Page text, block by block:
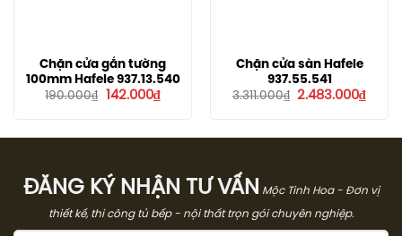
Chặn cửa gắn tường
100mm Hafele 937.13.540
190.000₫
Giá
142.000₫Giá
142.000₫.
Chặn cửa sàn Hafele
937.55.541
3.311.000₫
Giá
2.483.000₫Giá
ĐĂNG KÝ NHẬN TƯ VẤN
Mộc Tinh Hoa - Đơn vị
thiết kế, thi công tủ bếp - nội thất trọn gói chuyên nghiệp.